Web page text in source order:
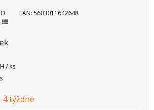
EAN: 5603011642648
/ ks
týždne